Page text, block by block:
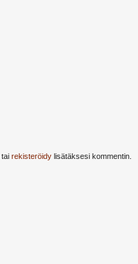
tai rekisteröidy lisätäksesi kommentin.